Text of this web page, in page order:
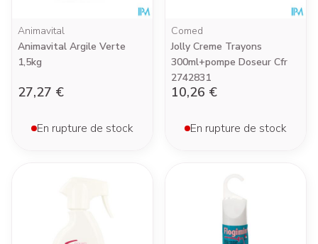
Animavital
Animavital Argile Verte
1,5kg
27,27 €
En rupture de stock
Comed
Jolly Creme Trayons
300ml+pompe Doseur Cfr
2742831
10,26 €
En rupture de stock